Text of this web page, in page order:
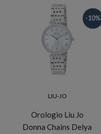
-10%
LIU-JO
Orologio Liu Jo
Donna Chains Delya